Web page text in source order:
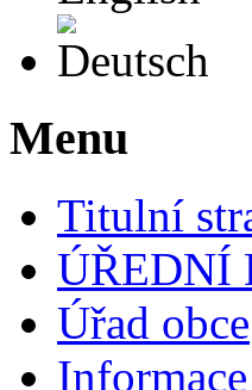
Menu
Titulní
ÚŘEDNÍ
Úřad obce